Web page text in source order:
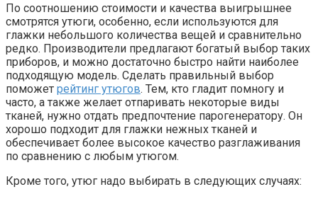
По соотношению стоимости и качества выигрышнее
смотрятся утюги, особенно, если используются для
глажки небольшого количества вещей и сравнительно
редко. Производители предлагают богатый выбор таких
приборов, и можно достаточно быстро найти наиболее
подходящую модель. Сделать правильный выбор
поможет рейтинг утюгов. Тем, кто гладит помногу и
часто, а также желает отпаривать некоторые виды
тканей, нужно отдать предпочтение парогенератору. Он
хорошо подходит для глажки нежных тканей и
обеспечивает более высокое качество разглаживания
по сравнению с любым утюгом.
Кроме того, утюг надо выбирать в следующих случаях: